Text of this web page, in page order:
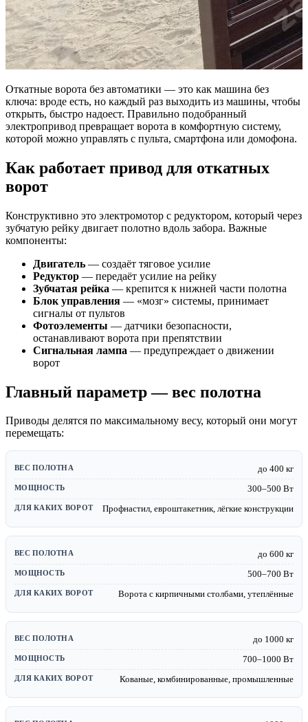
Откатные ворота без автоматики — это как машина без
ключа: вроде есть, но каждый раз выходить из машины, чтобы
открыть, быстро надоест. Правильно подобранный
электропривод превращает ворота в комфортную систему,
которой можно управлять с пульта, смартфона или домофона.
Как работает привод для откатных
ворот
Конструктивно это электромотор с редуктором, который через
зубчатую рейку двигает полотно вдоль забора. Важные
компоненты:
Двигатель — создаёт тяговое усилие
Редуктор — передаёт усилие на рейку
Зубчатая рейка — крепится к нижней части полотна
Блок управления — «мозг» системы, принимает
сигналы от пультов
Фотоэлементы — датчики безопасности,
останавливают ворота при препятствии
Сигнальная лампа — предупреждает о движении
ворот
Главный параметр — вес полотна
Приводы делятся по максимальному весу, который они могут
перемещать:
до 400 кг
300–500 Вт
Профнастил, евроштакетник, лёгкие конструкции
до 600 кг
500–700 Вт
Ворота с кирпичными столбами, утеплённые
до 1000 кг
700–1000 Вт
Кованые, комбинированные, промышленные